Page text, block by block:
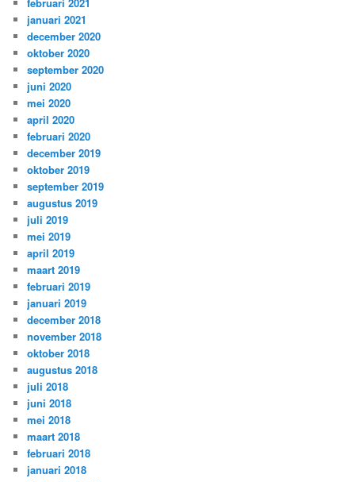
januari 2021
december 2020
oktober 2020
september 2020
juni 2020
mei 2020
april 2020
februari 2020
december 2019
oktober 2019
september 2019
augustus 2019
juli 2019
mei 2019
april 2019
maart 2019
februari 2019
januari 2019
december 2018
november 2018
oktober 2018
augustus 2018
juli 2018
juni 2018
mei 2018
maart 2018
februari 2018
januari 2018